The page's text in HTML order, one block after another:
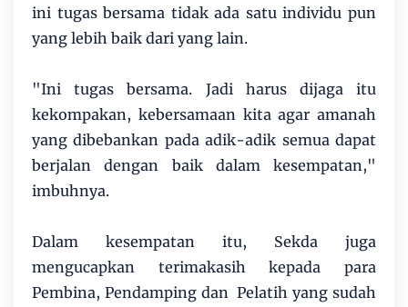
ini tugas bersama tidak ada satu individu pun
yang lebih baik dari yang lain.
"Ini tugas bersama. Jadi harus dijaga itu
kekompakan, kebersamaan kita agar amanah
yang dibebankan pada adik-adik semua dapat
berjalan dengan baik dalam kesempatan,"
imbuhnya.
Dalam kesempatan itu, Sekda juga
mengucapkan terimakasih kepada para
Pembina, Pendamping dan Pelatih yang sudah